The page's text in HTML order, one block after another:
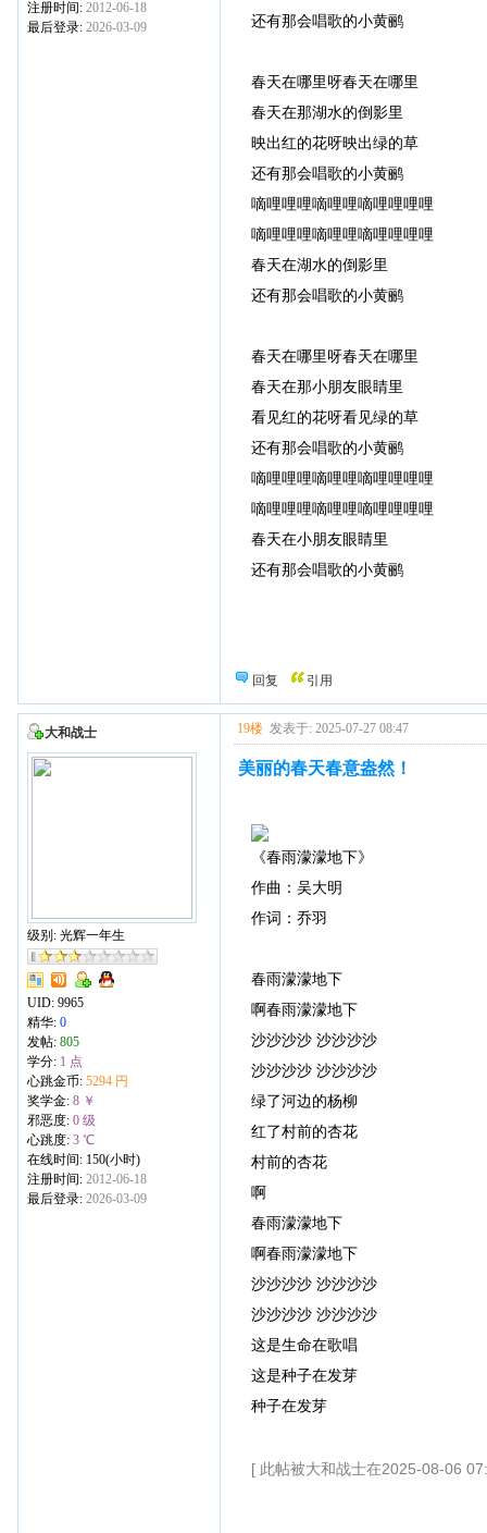
注册时间: 2012-06-18
最后登录: 2026-03-09 还有那会唱歌的小黄鹂
春天在哪里呀春天在哪里
春天在那湖水的倒影里
映出红的花呀映出绿的草
还有那会唱歌的小黄鹂
嘀哩哩哩嘀哩哩嘀哩哩哩哩
嘀哩哩哩嘀哩哩嘀哩哩哩哩
春天在湖水的倒影里
还有那会唱歌的小黄鹂
春天在哪里呀春天在哪里
春天在那小朋友眼睛里
看见红的花呀看见绿的草
还有那会唱歌的小黄鹂
嘀哩哩哩嘀哩哩嘀哩哩哩哩
嘀哩哩哩嘀哩哩嘀哩哩哩哩
春天在小朋友眼睛里
还有那会唱歌的小黄鹂
回复 引用
大和战士
级别: 光辉一年生
UID: 9965
精华: 0
发帖: 805
学分: 1 点
心跳金币: 5294 円
奖学金: 8 ￥
邪恶度: 0 级
心跳度: 3 ℃
在线时间: 150(小时)
注册时间: 2012-06-18
最后登录: 2026-03-09
19楼 发表于: 2025-07-27 08:47
美丽的春天春意盎然！
《春雨濛濛地下》
作曲：吴大明
作词：乔羽
春雨濛濛地下
啊春雨濛濛地下
沙沙沙沙 沙沙沙沙
沙沙沙沙 沙沙沙沙
绿了河边的杨柳
红了村前的杏花
村前的杏花
啊
春雨濛濛地下
啊春雨濛濛地下
沙沙沙沙 沙沙沙沙
沙沙沙沙 沙沙沙沙
这是生命在歌唱
这是种子在发芽
种子在发芽
[ 此帖被大和战士在2025-08-06